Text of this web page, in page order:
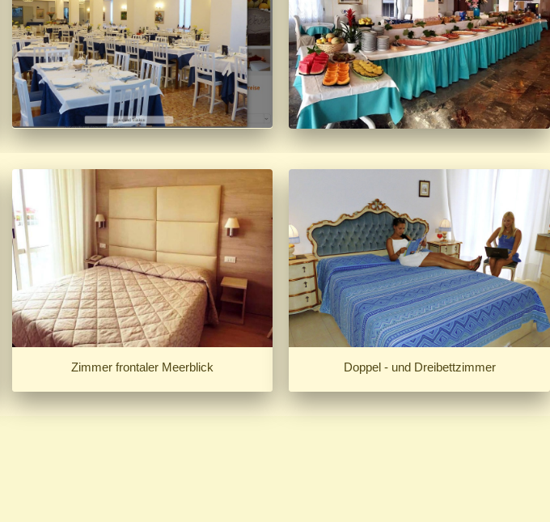
Zimmer frontaler Meerblick Doppel - und Dreibettzimmer